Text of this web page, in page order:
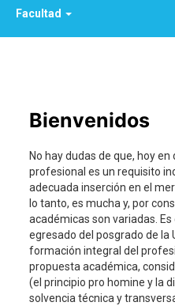
Facultad
Bienvenidos
No hay dudas de que, hoy en
profesional es un requisito
adecuada inserción en el
lo tanto, es mucha y, por
académicas son variadas. Es
egresado del posgrado de la
formación integral del
propuesta académica,
(el principio pro homine y la
solvencia técnica y